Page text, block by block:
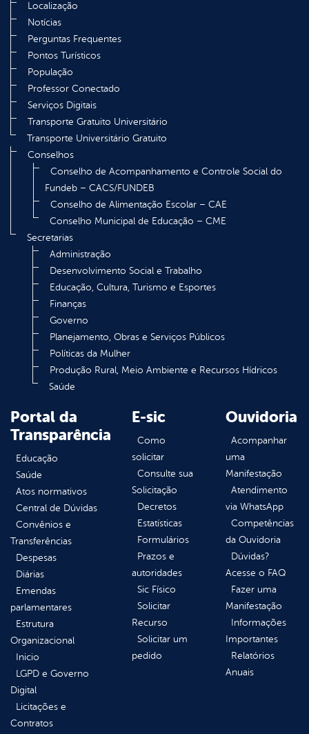
Localização
Notícias
Perguntas Frequentes
Pontos Turísticos
População
Professor Conectado
Serviços Digitais
Transporte Gratuito Universitário
Transporte Universitário Gratuito
Conselhos
Conselho de Acompanhamento e Controle Social do
Fundeb – CACS/FUNDEB
Conselho de Alimentação Escolar – CAE
Conselho Municipal de Educação – CME
Secretarias
Administração
Desenvolvimento Social e Trabalho
Educação, Cultura, Turismo e Esportes
Finanças
Governo
Planejamento, Obras e Serviços Públicos
Políticas da Mulher
Produção Rural, Meio Ambiente e Recursos Hídricos
Saúde
Portal da
Transparência
Educação
Saúde
Atos normativos
Central de Dúvidas
Convênios e
Transferências
Despesas
Diárias
Emendas
parlamentares
Estrutura
Organizacional
Inicio
LGPD e Governo
Digital
Licitações e
Contratos
E-sic
Como
solicitar
Consulte sua
Solicitação
Decretos
Estatísticas
Formulários
Prazos e
autoridades
Sic Físico
Solicitar
Recurso
Solicitar um
pedido
Ouvidoria
Acompanhar
uma
Manifestação
Atendimento
via WhatsApp
Competências
da Ouvidoria
Dúvidas?
Acesse o FAQ
Fazer uma
Manifestação
Informações
Importantes
Relatórios
Anuais